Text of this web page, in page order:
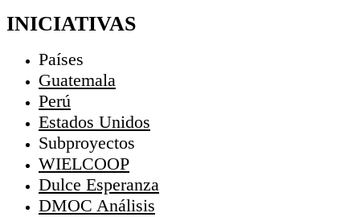
INICIATIVAS
Países
Guatemala
Perú
Estados Unidos
Subproyectos
WIELCOOP
Dulce Esperanza
DMOC Análisis